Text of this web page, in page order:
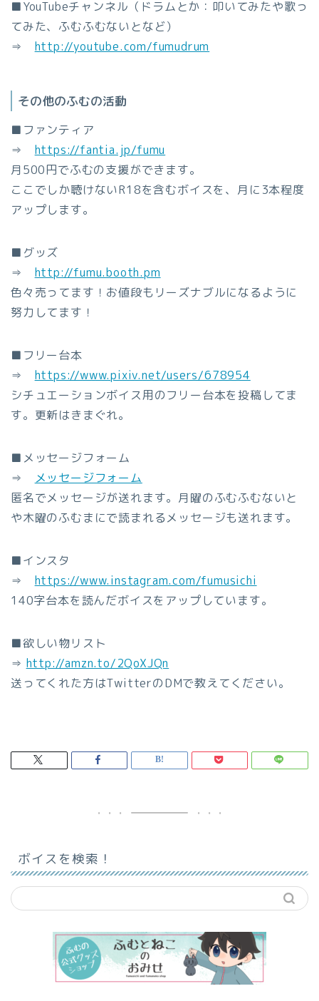
■YouTubeチャンネル（ドラムとか：叩いてみたや歌っ
てみた、ふむふむないとなど）
⇒ http://youtube.com/fumudrum
その他のふむの活動
■ファンティア
⇒ https://fantia.jp/fumu
月500円でふむの支援ができます。
ここでしか聴けないR18を含むボイスを、月に3本程度
アップします。
■グッズ
⇒ http://fumu.booth.pm
色々売ってます！お値段もリーズナブルになるように
努力してます！
■フリー台本
⇒ https://www.pixiv.net/users/678954
シチュエーションボイス用のフリー台本を投稿してま
す。更新はきまぐれ。
■メッセージフォーム
⇒
メッセージフォーム
匿名でメッセージが送れます。月曜のふむふむないと
や木曜のふむまにで読まれるメッセージも送れます。
■インスタ
⇒ https://www.instagram.com/fumusichi
140字台本を読んだボイスをアップしています。
■欲しい物リスト
⇒ http://amzn.to/2QoXJQn
送ってくれた方はTwitterのDMで教えてください。
ボイスを検索！